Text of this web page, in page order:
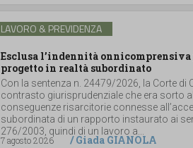
LAVORO & PREVIDENZA
Esclusa l’indennità
progetto in realtà subordinato
Con la sentenza n. 24479/2026, la Corte di
contrasto giurisprudenziale che era sorto
conseguenze risarcitorie connesse
subordinata di un rapporto instaurato ai
276/2003, quindi di un lavoro a...
7 agosto 2026
/Giada GIANOLA